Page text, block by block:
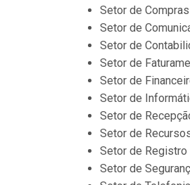
Setor de Compras
Setor de
Setor de
Setor de
Setor de
Setor de
Setor de
Setor de
Setor de Registro
Setor de